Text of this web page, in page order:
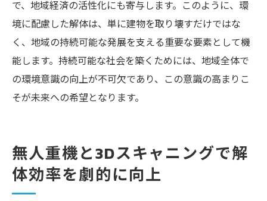
で、地域経済の活性化にも寄与します。このように、環
境に配慮した解体は、単に建物を取り壊すだけではな
く、地域の持続可能な発展を支える重要な要素として機
能します。持続可能な社会を築くためには、地域全体で
の環境意識の向上が不可欠であり、この意識の高まりこ
そが未来への希望となります。
無人重機と3Dスキャニングで解
体効率を劇的に向上